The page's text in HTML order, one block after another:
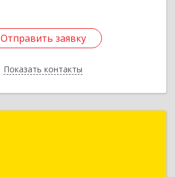
Отправить заявку
Показать контакты
Отправить заявку
Назад